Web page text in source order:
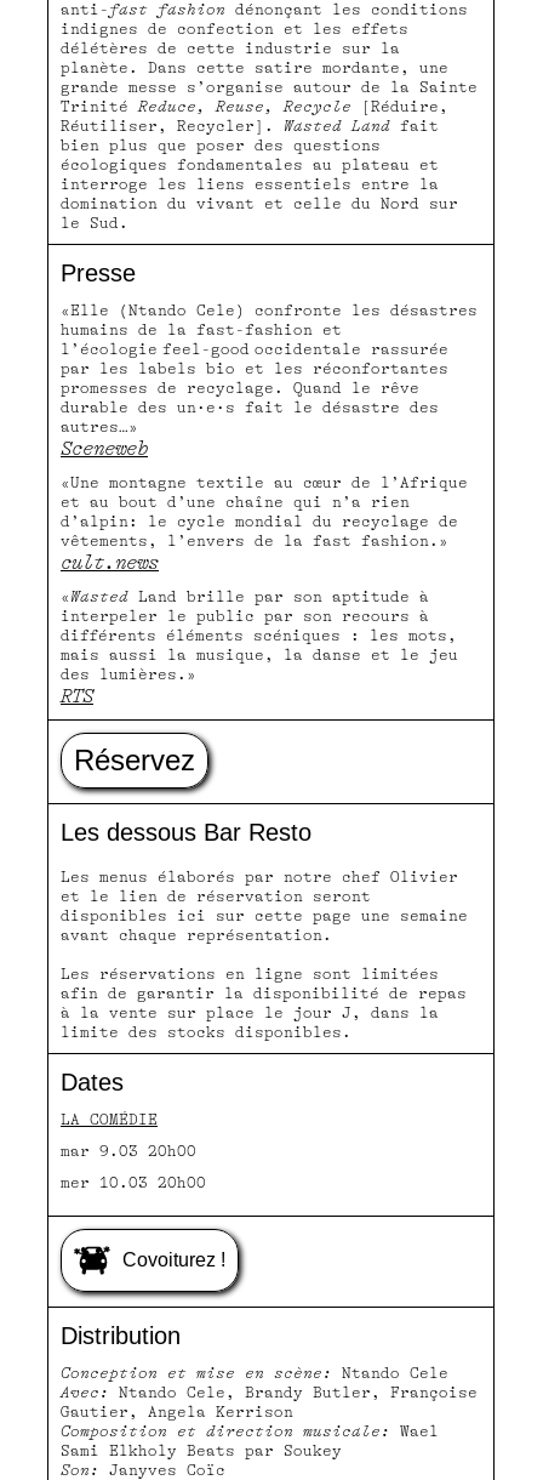
anti- fast fashion dénonçant les conditions
indignes de confection et les effets
délétères de cette industrie sur la
planète. Dans cette satire mordante, une
grande messe s’organise autour de la Sainte
TrinitéReduce, Reuse, Recycle [Réduire,
Réutiliser, Recycler]. Wasted Land fait
bien plus que poser des questions
écologiques fondamentales au plateau et
interroge les liens essentiels entre la
domination du vivant et celle du Nord sur
le Sud.
Presse
«Elle (Ntando Cele) confronte les désastres
humains de la fast-fashion et
l’écologie feel-good occidentale rassurée
par les labels bio et les réconfortantes
promesses de recyclage. Quand le rêve
durable des un·e·s fait le désastre des
autres…»
Sceneweb
«Une montagne textile au cœur de l’Afrique
et au bout d’une chaîne qui n’a rien
d’alpin: le cycle mondial du recyclage de
vêtements, l’envers de la fast fashion.»
cult.news
« Wasted Land brille par son aptitude à
interpeler le public par son recours à
différents éléments scéniques : les mots,
mais aussi la musique, la danse et le jeu
des lumières.»
RTS
Distribution
Conception et mise en scène:
Ntando Cele
Avec:
Ntando Cele, Brandy Butler, Françoise
Gautier, Angela Kerrison
Composition et direction musicale:
Wael
Sami Elkholy Beats par Soukey
Son:
Janyves Coïc
Réservez
Les dessous Bar Resto
Les menus élaborés par notre chef Olivier
et le lien de réservation seront
disponibles ici sur cette page une semaine
avant chaque représentation.
Les réservations en ligne sont limitées
afin de garantir la disponibilité de repas
à la vente sur place le jour J, dans la
limite des stocks disponibles.
Dates
LA COMÉDIE
mar 9.03 20h00
mer 10.03 20h00
Covoiturez !